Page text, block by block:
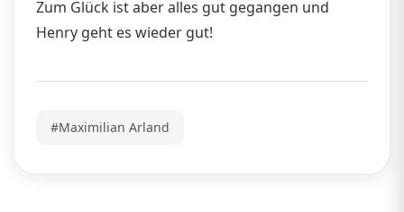
Zum Glück ist aber alles gut gegangen und
Henry geht es wieder gut!
#Maximilian Arland